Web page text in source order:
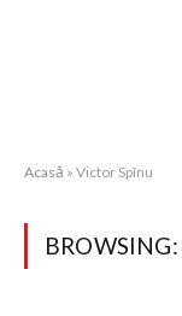
Acasă » Victor Spînu
BROWSING: